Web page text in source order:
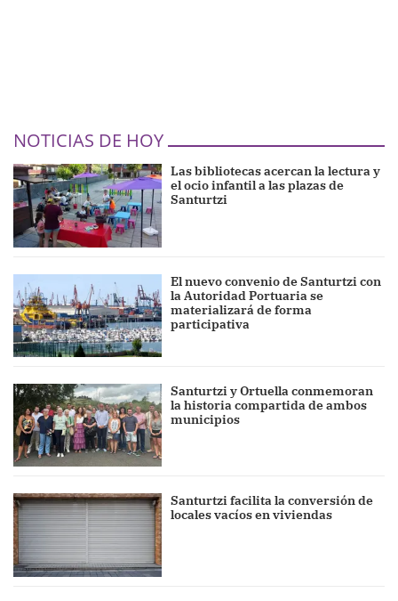
NOTICIAS DE HOY
Las bibliotecas acercan la lectura y
el ocio infantil a las plazas de
Santurtzi
El nuevo convenio de Santurtzi con
la Autoridad Portuaria se
materializará de forma
participativa
Santurtzi y Ortuella conmemoran
la historia compartida de ambos
municipios
Santurtzi facilita la conversión de
locales vacíos en viviendas